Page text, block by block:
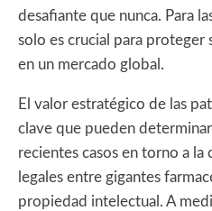
desafiante que nunca. Para
solo es crucial para proteger
en un mercado global.
El valor estratégico de las
clave que pueden
recientes casos en torno a
legales entre gigantes
propiedad intelectual. A